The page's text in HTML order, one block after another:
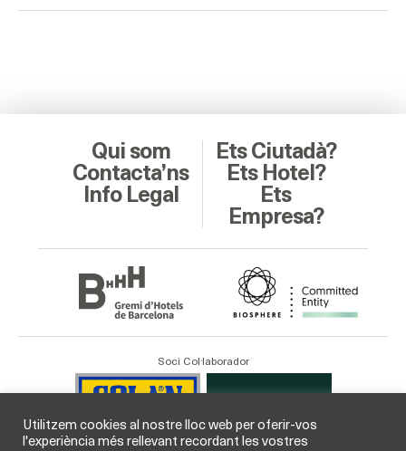
Qui som
Contacta’ns
Info Legal
Ets Ciutadà?
Ets Hotel?
Ets
Empresa?
Soci Col·laborador
Utilitzem cookies al nostre lloc web per oferir-vos
l'experiència més rellevant recordant les vostres